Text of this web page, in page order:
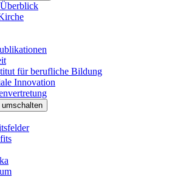
für berufliche Bildung
Innovation
umschalten